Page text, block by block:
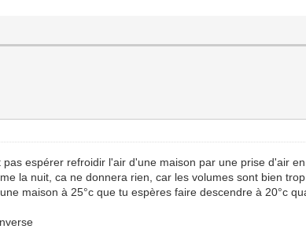
espérer refroidir l'air d'une maison par une prise d'air en
la nuit, ca ne donnera rien, car les volumes sont bien
maison à 25°c que tu espères faire descendre à 20°c